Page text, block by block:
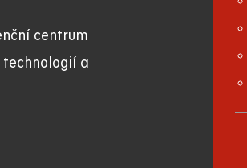
centrum
a